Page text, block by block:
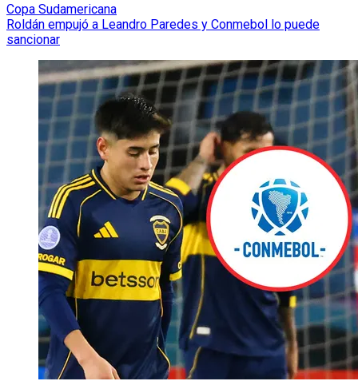
Copa Sudamericana
Roldán empujó a Leandro Paredes y Conmebol lo puede
sancionar